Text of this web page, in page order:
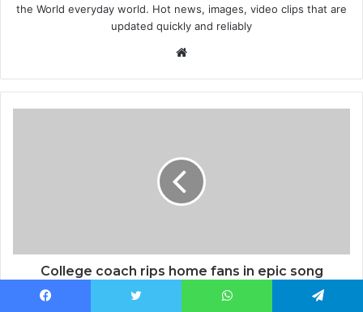
the World everyday world. Hot news, images, video clips that are
updated quickly and reliably
Website
College coach rips home fans in epic song